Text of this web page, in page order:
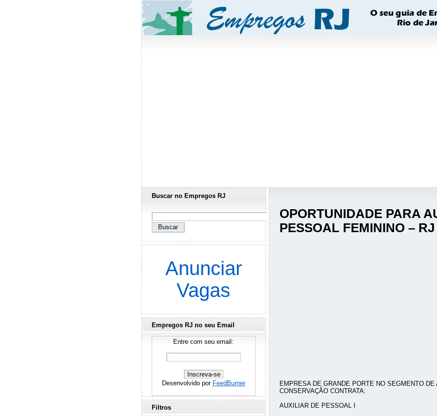
OPORTUNIDADE PARA
PESSOAL FEMININO – RJ
EMPRESA DE GRANDE PORTE NO SEGMENTO DE
CONSERVAÇÃO CONTRATA:
AUXILIAR DE PESSOAL I
Buscar no Empregos RJ
Anunciar
Vagas
Empregos RJ no seu Email
Entre com seu email:
Desenvolvido por FeedBurner
Filtros